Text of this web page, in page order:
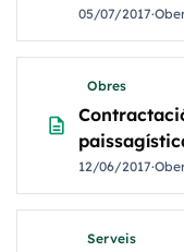
05/07/2017·
description
Obres
Timbes”
12/06/2017·
Serveis